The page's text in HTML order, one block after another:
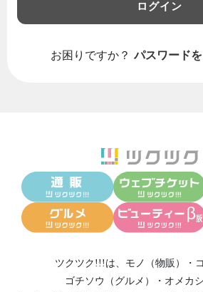
ログイン
お困りですか？ パスワード
ツクツク!!!は、 モノ（物販） ・
ゴチソウ（グルメ）
・ オメカ